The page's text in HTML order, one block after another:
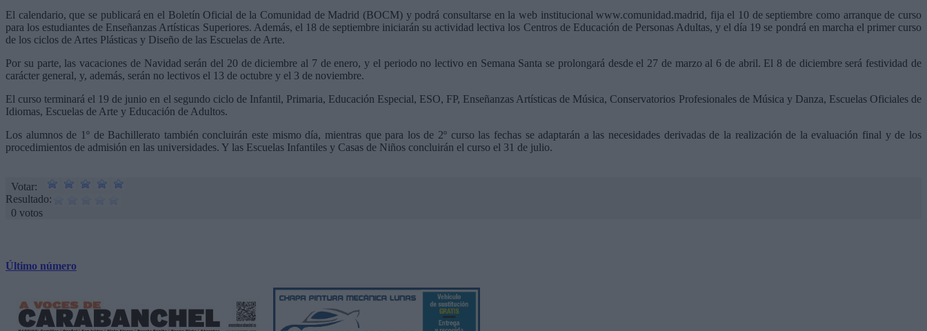
El calendario, que se publicará en el Boletín Oficial de la Comunidad de Madrid (BOCM) y podrá consultarse en la web institucional www.comunidad.madrid, fija el 10 de septiembre como arranque de curso
para los estudiantes de Enseñanzas Artísticas Superiores. Además, el 18 de septiembre iniciarán su actividad lectiva los Centros de Educación de Personas Adultas, y el día 19 se pondrá en marcha el primer curso
de los ciclos de Artes Plásticas y Diseño de las Escuelas de Arte.
Por su parte, las vacaciones de Navidad serán del 20 de diciembre al 7 de enero, y el periodo no lectivo en Semana Santa se prolongará desde el 27 de marzo al 6 de abril. El 8 de diciembre será festividad de
carácter general, y, además, serán no lectivos el 13 de octubre y el 3 de noviembre.
El curso terminará el 19 de junio en el segundo ciclo de Infantil, Primaria, Educación Especial, ESO, FP, Enseñanzas Artísticas de Música, Conservatorios Profesionales de Música y Danza, Escuelas Oficiales de
Idiomas, Escuelas de Arte y Educación de Adultos.
Los alumnos de 1º de Bachillerato también concluirán este mismo día, mientras que para los de 2º curso las fechas se adaptarán a las necesidades derivadas de la realización de la evaluación final y de los
procedimientos de admisión en las universidades. Y las Escuelas Infantiles y Casas de Niños concluirán el curso el 31 de julio.
Votar:
Resultado:
0 votos
Último número